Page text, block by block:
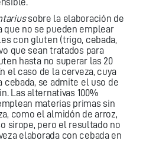
sobre la elaboración de
no se pueden emplear
con gluten (trigo, cebada,
que sean tratados para
hasta no superar las 20
el caso de la cerveza, cuya
se admite el uso de
Las alternativas 100%
materias primas sin
como el almidón de arroz,
sirope, pero el resultado no
elaborada con cebada en